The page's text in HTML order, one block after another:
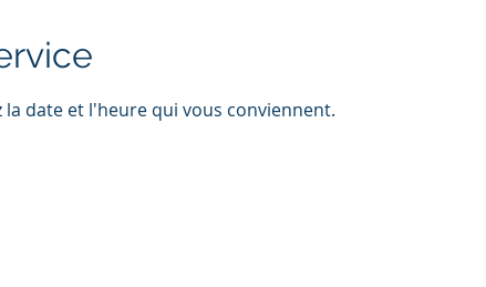
date et l'heure qui vous conviennent.